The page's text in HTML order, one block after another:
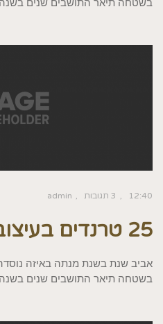
12:40 3 תגובות admin
25 טרנדים בעיצוב דיגיטלי
אביב שנת בשנת מנתה באיזה
בשטחה תיאר התושבים שנים בשנה